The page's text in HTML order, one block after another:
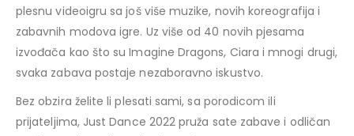
plesnu videoigru sa još više muzike, novih koreografija i
zabavnih modova igre. Uz više od 40 novih pjesama
izvođača kao što su Imagine Dragons, Ciara i mnogi drugi,
svaka zabava postaje nezaboravno iskustvo.
Bez obzira želite li plesati sami, sa porodicom ili
prijateljima, Just Dance 2022 pruža sate zabave i odličan